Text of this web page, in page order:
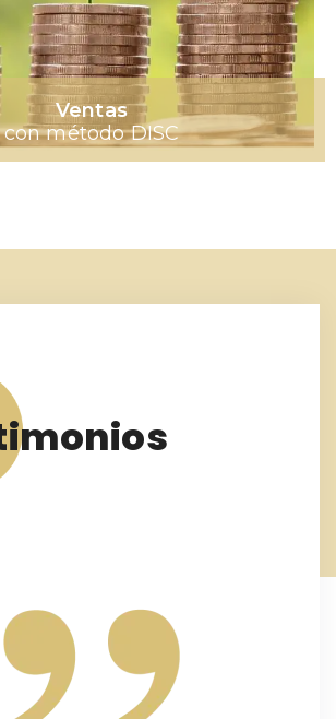
Ventas
con método DISC